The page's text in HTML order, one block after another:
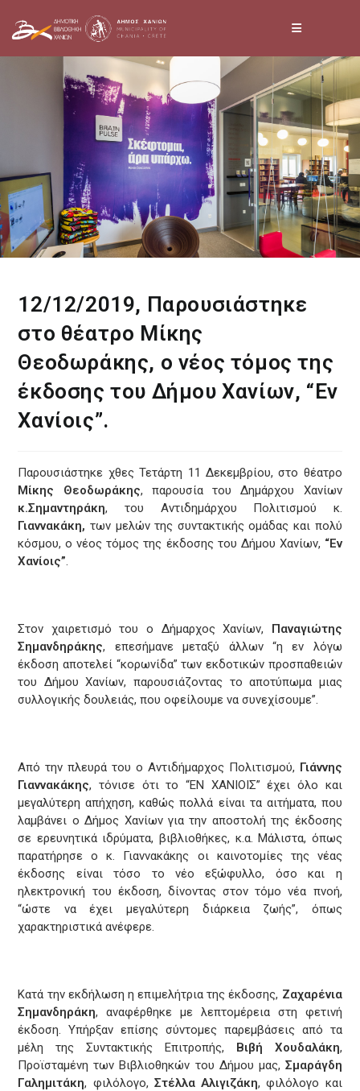
12/12/2019, Παρουσιάστηκε
στο θέατρο Μίκης
Θεοδωράκης, ο νέος τόμος της
έκδοσης του Δήμου Χανίων, “Εν
Χανίοις”.
Παρουσιάστηκε χθες Τετάρτη 11 Δεκεμβρίου, στο θέατρο
Μίκης Θεοδωράκης, παρουσία του Δημάρχου Χανίων
κ.Σημαντηράκη, του Αντιδημάρχου Πολιτισμού κ.
Γιαννακάκη, των μελών της συντακτικής ομάδας και πολύ
κόσμου, ο νέος τόμος της έκδοσης του Δήμου Χανίων, “Εν
Χανίοις”.
Στον χαιρετισμό του ο Δήμαρχος Χανίων, Παναγιώτης
Σημανδηράκης, επεσήμανε μεταξύ άλλων “η εν λόγω
έκδοση αποτελεί “κορωνίδα” των εκδοτικών προσπαθειών
του Δήμου Χανίων, παρουσιάζοντας το αποτύπωμα μιας
συλλογικής δουλειάς, που οφείλουμε να συνεχίσουμε”.
Από την πλευρά του ο Αντιδήμαρχος Πολιτισμού, Γιάννης
Γιαννακάκης, τόνισε ότι το “ΕΝ ΧΑΝΙΟΙΣ” έχει όλο και
μεγαλύτερη απήχηση, καθώς πολλά είναι τα αιτήματα, που
λαμβάνει ο Δήμος Χανίων για την αποστολή της έκδοσης
σε ερευνητικά ιδρύματα, βιβλιοθήκες, κ.α. Μάλιστα, όπως
παρατήρησε ο κ. Γιαννακάκης οι καινοτομίες της νέας
έκδοσης είναι τόσο το νέο εξώφυλλο, όσο και η
ηλεκτρονική του έκδοση, δίνοντας στον τόμο νέα πνοή,
“ώστε να έχει μεγαλύτερη διάρκεια ζωής”, όπως
χαρακτηριστικά ανέφερε.
Κατά την εκδήλωση η επιμελήτρια της έκδοσης, Ζαχαρένια
Σημανδηράκη, αναφέρθηκε με λεπτομέρεια στη φετινή
έκδοση. Υπήρξαν επίσης σύντομες παρεμβάσεις από τα
μέλη της Συντακτικής Επιτροπής, Βιβή Χουδαλάκη,
Προϊσταμένη των Βιβλιοθηκών του Δήμου μας, Σμαράγδη
Γαλημιτάκη, φιλόλογο, Στέλλα Αλιγιζάκη, φιλόλογο και